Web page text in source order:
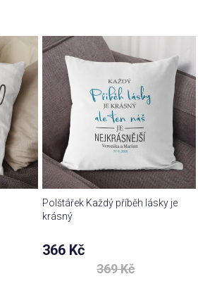
Polštářek Každý příběh lásky je
krásný
Průměrné
hodnocení
produktu
366 Kč
369 Kč